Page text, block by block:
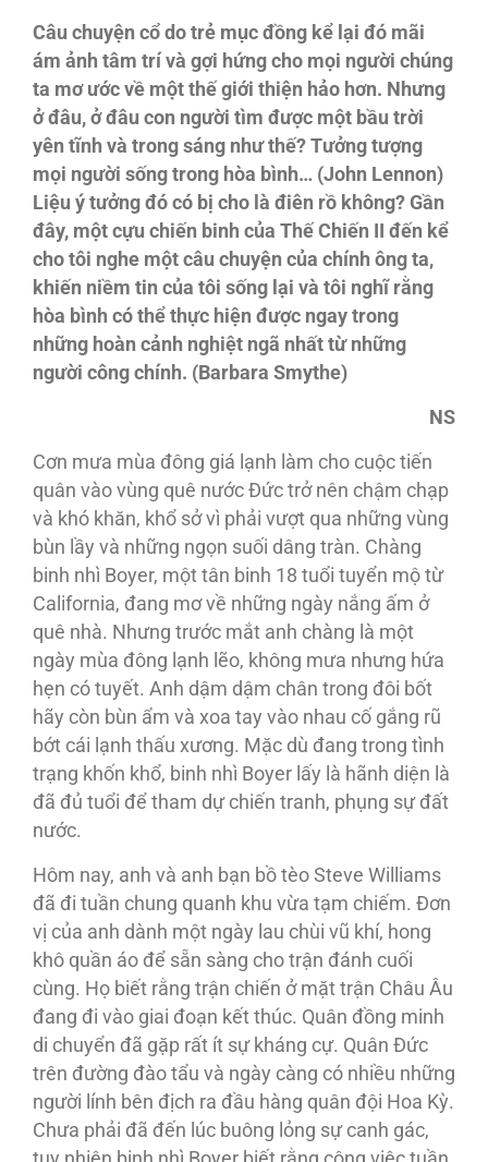
Câu chuyện cổ do trẻ mục đồng kể lại đó mãi
ám ảnh tâm trí và gợi hứng cho mọi người chúng
ta mơ ước về một thế giới thiện hảo hơn. Nhưng
ở đâu, ở đâu con người tìm được một bầu trời
yên tĩnh và trong sáng như thế? Tưởng tượng
mọi người sống trong hòa bình… (John Lennon)
Liệu ý tưởng đó có bị cho là điên rồ không? Gần
đây, một cựu chiến binh của Thế Chiến II đến kể
cho tôi nghe một câu chuyện của chính ông ta,
khiến niềm tin của tôi sống lại và tôi nghĩ rằng
hòa bình có thể thực hiện được ngay trong
những hoàn cảnh nghiệt ngã nhất từ những
người công chính. (Barbara Smythe)
NS
Cơn mưa mùa đông giá lạnh làm cho cuộc tiến
quân vào vùng quê nước Đức trở nên chậm chạp
và khó khăn, khổ sở vì phải vượt qua những vùng
bùn lầy và những ngọn suối dâng tràn. Chàng
binh nhì Boyer, một tân binh 18 tuổi tuyển mộ từ
California, đang mơ về những ngày nắng ấm ở
quê nhà. Nhưng trước mắt anh chàng là một
ngày mùa đông lạnh lẽo, không mưa nhưng hứa
hẹn có tuyết. Anh dậm dậm chân trong đôi bốt
hãy còn bùn ẩm và xoa tay vào nhau cố gắng rũ
bớt cái lạnh thấu xương. Mặc dù đang trong tình
trạng khốn khổ, binh nhì Boyer lấy là hãnh diện là
đã đủ tuổi để tham dự chiến tranh, phụng sự đất
nước.
Hôm nay, anh và anh bạn bồ tèo Steve Williams
đã đi tuần chung quanh khu vừa tạm chiếm. Đơn
vị của anh dành một ngày lau chùi vũ khí, hong
khô quần áo để sẵn sàng cho trận đánh cuối
cùng. Họ biết rằng trận chiến ở mặt trận Châu Âu
đang đi vào giai đoạn kết thúc. Quân đồng minh
di chuyển đã gặp rất ít sự kháng cự. Quân Đức
trên đường đào tẩu và ngày càng có nhiều những
người lính bên địch ra đầu hàng quân đội Hoa Kỳ.
Chưa phải đã đến lúc buông lỏng sự canh gác,